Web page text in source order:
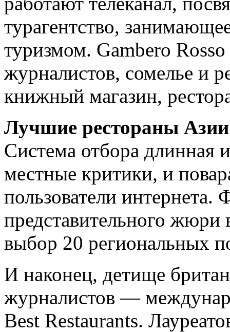
турагентство,
туризмом. Gambero
журналистов, сомелье и
книжный магазин,
Лучшие рестораны
Система отбора длинная
местные критики, и
пользователи
представительного жюри
выбор 20 региональных
И наконец, детище
журналистов —
Best Restaurants.